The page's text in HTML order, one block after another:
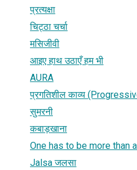
प्रत्यक्षा
चिट्ठा चर्चा
मसिजीवी
आइए हाथ उठाएँ हम भी
AURA
प्रगतिशील काव्य
सुमरनी
कबाड़खाना
One has to be more than
Jalsa जलसा